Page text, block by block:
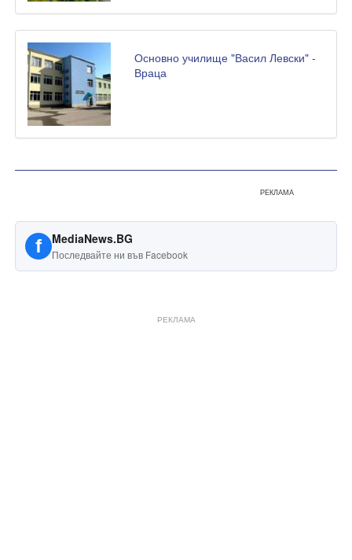
Основно училище "Васил Левски" -
Враца
РЕКЛАМА
f MediaNews.BG
Последвайте ни във Facebook
РЕКЛАМА